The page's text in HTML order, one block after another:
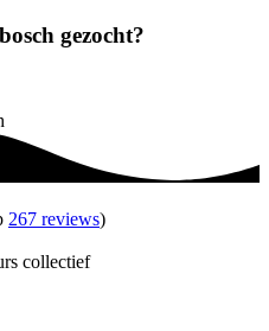
gezocht?
267 reviews)